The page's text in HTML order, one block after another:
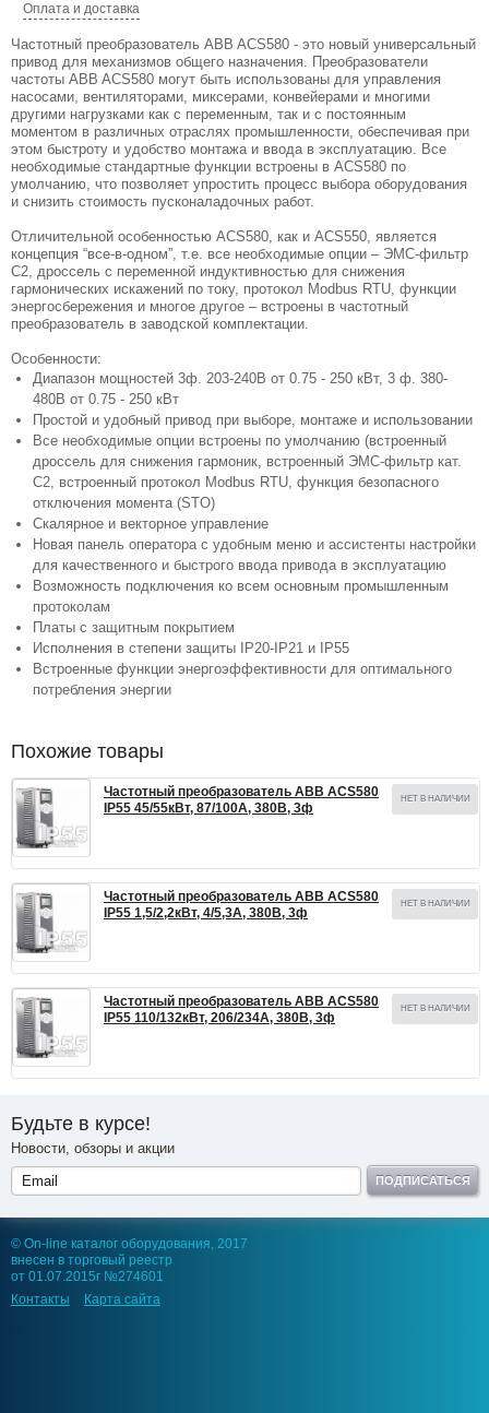
Оплата и доставка
Частотный преобразователь ABB ACS580 - это новый универсальный
привод для механизмов общего назначения. Преобразователи
частоты ABB ACS580 могут быть использованы для управления
насосами, вентиляторами, миксерами, конвейерами и многими
другими нагрузками как с переменным, так и с постоянным
моментом в различных отраслях промышленности, обеспечивая при
этом быстроту и удобство монтажа и ввода в эксплуатацию. Все
необходимые стандартные функции встроены в ACS580 по
умолчанию, что позволяет упростить процесс выбора оборудования
и снизить стоимость пусконаладочных работ.
Отличительной особенностью ACS580, как и ACS550, является
концепция “все-в-одном”, т.е. все необходимые опции – ЭМС-фильтр
С2, дроссель с переменной индуктивностью для снижения
гармонических искажений по току, протокол Modbus RTU, функции
энергосбережения и многое другое – встроены в частотный
преобразователь в заводской комплектации.
Особенности:
Диапазон мощностей 3ф. 203-240В от 0.75 - 250 кВт, 3 ф. 380-
480В от 0.75 - 250 кВт
Простой и удобный привод при выборе, монтаже и использовании
Все необходимые опции встроены по умолчанию (встроенный
дроссель для снижения гармоник, встроенный ЭМС-фильтр кат.
С2, встроенный протокол Modbus RTU, функция безопасного
отключения момента (STO)
Скалярное и векторное управление
Новая панель оператора с удобным меню и ассистенты настройки
для качественного и быстрого ввода привода в эксплуатацию
Возможность подключения ко всем основным промышленным
протоколам
Платы с защитным покрытием
Исполнения в степени защиты IP20-IP21 и IP55
Встроенные функции энергоэффективности для оптимального
потребления энергии
Похожие товары
Частотный преобразователь ABB ACS580
IP55 45/55кВт, 87/100А, 380В, 3ф
НЕТ В НАЛИЧИИ
Частотный преобразователь ABB ACS580
IP55 1,5/2,2кВт, 4/5,3А, 380В, 3ф
НЕТ В НАЛИЧИИ
Частотный преобразователь ABB ACS580
IP55 110/132кВт, 206/234А, 380В, 3ф
НЕТ В НАЛИЧИИ
Будьте в курсе!
Новости, обзоры и акции
ПОДПИСАТЬСЯ
© On-line каталог оборудования, 2017
внесен в торговый реестр
от 01.07.2015г №274601
Контакты
Карта сайта